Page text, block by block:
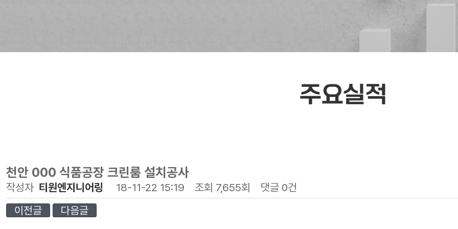
주요실적
천안 000 식품공장 크린룸 설치공사
작성자 티원엔지니어링 18-11-22 15:19 조회 7,655회 댓글 0건
이전글
다음글